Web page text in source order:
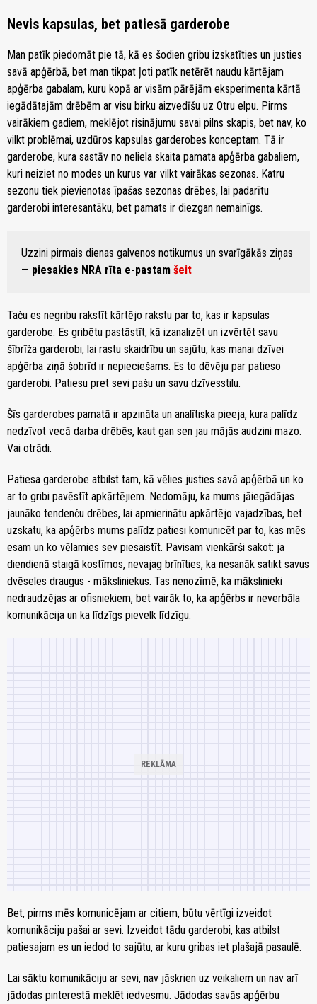
Nevis kapsulas, bet patiesā garderobe
Man patīk piedomāt pie tā, kā es šodien gribu izskatīties un justies
savā apģērbā, bet man tikpat ļoti patīk netērēt naudu kārtējam
apģērba gabalam, kuru kopā ar visām pārējām eksperimenta kārtā
iegādātajām drēbēm ar visu birku aizvedīšu uz Otru elpu. Pirms
vairākiem gadiem, meklējot risinājumu savai pilns skapis, bet nav, ko
vilkt problēmai, uzdūros kapsulas garderobes konceptam. Tā ir
garderobe, kura sastāv no neliela skaita pamata apģērba gabaliem,
kuri neiziet no modes un kurus var vilkt vairākas sezonas. Katru
sezonu tiek pievienotas īpašas sezonas drēbes, lai padarītu
garderobi interesantāku, bet pamats ir diezgan nemainīgs.
Uzzini pirmais dienas galvenos notikumus un svarīgākās ziņas
— piesakies NRA rīta e-pastam šeit
Taču es negribu rakstīt kārtējo rakstu par to, kas ir kapsulas
garderobe. Es gribētu pastāstīt, kā izanalizēt un izvērtēt savu
šībrīža garderobi, lai rastu skaidrību un sajūtu, kas manai dzīvei
apģērba ziņā šobrīd ir nepieciešams. Es to dēvēju par patieso
garderobi. Patiesu pret sevi pašu un savu dzīvesstilu.
Šīs garderobes pamatā ir apzināta un analītiska pieeja, kura palīdz
nedzīvot vecā darba drēbēs, kaut gan sen jau mājās audzini mazo.
Vai otrādi.
Patiesa garderobe atbilst tam, kā vēlies justies savā apģērbā un ko
ar to gribi pavēstīt apkārtējiem. Nedomāju, ka mums jāiegādājas
jaunāko tendenču drēbes, lai apmierinātu apkārtējo vajadzības, bet
uzskatu, ka apģērbs mums palīdz patiesi komunicēt par to, kas mēs
esam un ko vēlamies sev piesaistīt. Pavisam vienkārši sakot: ja
diendienā staigā kostīmos, nevajag brīnīties, ka nesanāk satikt savus
dvēseles draugus - māksliniekus. Tas nenozīmē, ka mākslinieki
nedraudzējas ar ofisniekiem, bet vairāk to, ka apģērbs ir neverbāla
komunikācija un ka līdzīgs pievelk līdzīgu.
Bet, pirms mēs komunicējam ar citiem, būtu vērtīgi izveidot
komunikāciju pašai ar sevi. Izveidot tādu garderobi, kas atbilst
patiesajam es un iedod to sajūtu, ar kuru gribas iet plašajā pasaulē.
Lai sāktu komunikāciju ar sevi, nav jāskrien uz veikaliem un nav arī
jādodas pinterestā meklēt iedvesmu. Jādodas savās apģērbu